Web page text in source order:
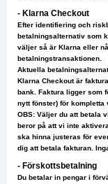
- Klarna Checkout
Efter identifiering och
betalningsalternativ som
väljer så är Klarna eller
betalningstransaktionen.
Aktuella
Klarna Checkout är
bank. Faktura ligger som
nytt fönster) för kompletta
OBS: Väljer du att betala
beror på att vi inte
ska hinna justeras för
dig att betala fakturan.
- Förskottsbetalning
Du betalar in pengar i